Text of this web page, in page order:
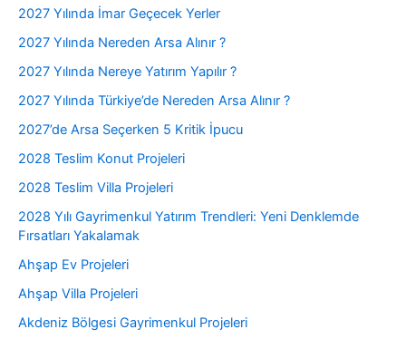
2027 Yılında İmar Geçecek Yerler
2027 Yılında Nereden Arsa Alınır ?
2027 Yılında Nereye Yatırım Yapılır ?
2027 Yılında Türkiye’de Nereden Arsa Alınır ?
2027’de Arsa Seçerken 5 Kritik İpucu
2028 Teslim Konut Projeleri
2028 Teslim Villa Projeleri
2028 Yılı Gayrimenkul Yatırım Trendleri: Yeni Denklemde
Fırsatları Yakalamak
Ahşap Ev Projeleri
Ahşap Villa Projeleri
Akdeniz Bölgesi Gayrimenkul Projeleri